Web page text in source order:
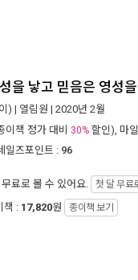
을 낳고 믿음은 영성
) | 열림원 | 2020년 2월
이책 정가 대비 30% 할인), 마
일즈포인트 : 96
무료로 볼 수 있어요. 첫 달 무료
책 : 17,820원 종이책 보기